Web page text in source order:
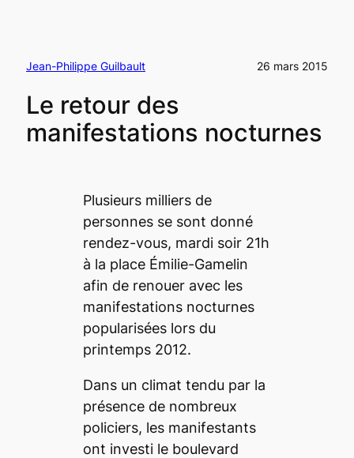
Jean-Philippe Guilbault 26 mars 2015
Le retour des
manifestations nocturnes
Plusieurs milliers de
personnes se sont donné
rendez-vous, mardi soir 21h
à la place Émilie-Gamelin
afin de renouer avec les
manifestations nocturnes
popularisées lors du
printemps 2012.
Dans un climat tendu par la
présence de nombreux
policiers, les manifestants
ont investi le boulevard